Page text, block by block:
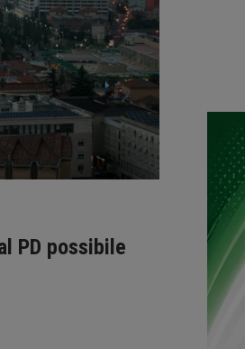
PD possibile